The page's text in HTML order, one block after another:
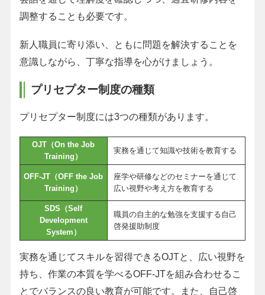
調整することも必要です。
新人職員に寄り添い、ともに問題を解決することを
意識しながら、丁寧な指導を心がけましょう。
プリセプター制度の種類
プリセプター制度には3つの種類があります。
OJT（On the Job
Training）
実務を通じて知識や技術を教育する
OFF-JT（OFF the Job
Training）
座学や研修などのセミナーを通じて
広い視野や考え方を教育する
SDS（Self
Development
System）
職員の自主的な勉強を支援する自己
啓発援助制度
実務を通じてスキルを習得できるOJTと、広い視野を
持ち、作業の本質を学べるOFF-JTを組み合わせるこ
とでバランスの良い教育が可能です。また、自己啓